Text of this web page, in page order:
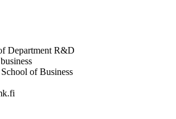
Department R&D
of Business